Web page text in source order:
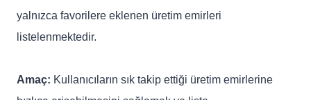
yalnızca favorilere eklenen üretim emirleri
listelenmektedir.
Amaç: Kullanıcıların sık takip ettiği üretim emirlerine